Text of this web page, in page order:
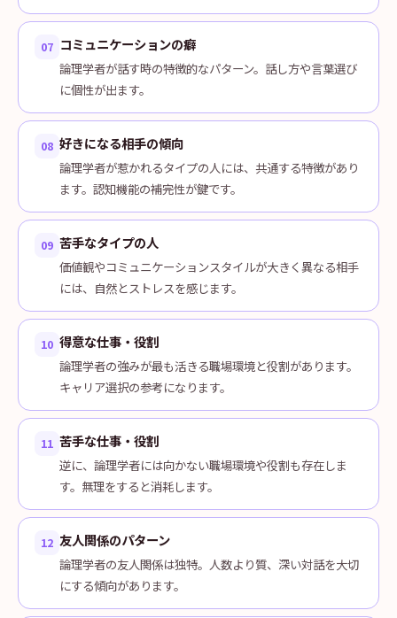
07 コミュニケーションの癖
論理学者が話す時の特徴的なパターン。話し方や言葉選び
に個性が出ます。
08 好きになる相手の傾向
論理学者が惹かれるタイプの人には、共通する特徴があり
ます。認知機能の補完性が鍵です。
09 苦手なタイプの人
価値観やコミュニケーションスタイルが大きく異なる相手
には、自然とストレスを感じます。
10 得意な仕事・役割
論理学者の強みが最も活きる職場環境と役割があります。
キャリア選択の参考になります。
11 苦手な仕事・役割
逆に、論理学者には向かない職場環境や役割も存在しま
す。無理をすると消耗します。
12 友人関係のパターン
論理学者の友人関係は独特。人数より質、深い対話を大切
にする傾向があります。